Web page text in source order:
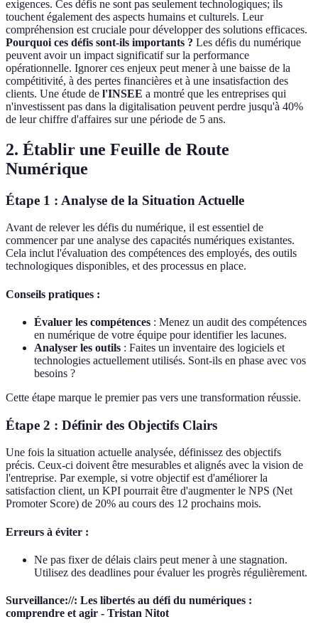
exigences. Ces défis ne sont pas seulement technologiques; ils
touchent également des aspects humains et culturels. Leur
compréhension est cruciale pour développer des solutions efficaces.
Pourquoi ces défis sont-ils importants ? Les défis du numérique
peuvent avoir un impact significatif sur la performance
opérationnelle. Ignorer ces enjeux peut mener à une baisse de la
compétitivité, à des pertes financières et à une insatisfaction des
clients. Une étude de l'INSEE a montré que les entreprises qui
n'investissent pas dans la digitalisation peuvent perdre jusqu'à 40%
de leur chiffre d'affaires sur une période de 5 ans.
2. Établir une Feuille de Route
Numérique
Étape 1 : Analyse de la Situation Actuelle
Avant de relever les défis du numérique, il est essentiel de
commencer par une analyse des capacités numériques existantes.
Cela inclut l'évaluation des compétences des employés, des outils
technologiques disponibles, et des processus en place.
Conseils pratiques :
Évaluer les compétences : Menez un audit des compétences
en numérique de votre équipe pour identifier les lacunes.
Analyser les outils : Faites un inventaire des logiciels et
technologies actuellement utilisés. Sont-ils en phase avec vos
besoins ?
Cette étape marque le premier pas vers une transformation réussie.
Étape 2 : Définir des Objectifs Clairs
Une fois la situation actuelle analysée, définissez des objectifs
précis. Ceux-ci doivent être mesurables et alignés avec la vision de
l'entreprise. Par exemple, si votre objectif est d'améliorer la
satisfaction client, un KPI pourrait être d'augmenter le NPS (Net
Promoter Score) de 20% au cours des 12 prochains mois.
Erreurs à éviter :
Ne pas fixer de délais clairs peut mener à une stagnation.
Utilisez des deadlines pour évaluer les progrès régulièrement.
Surveillance://: Les libertés au défi du numériques :
comprendre et agir - Tristan Nitot